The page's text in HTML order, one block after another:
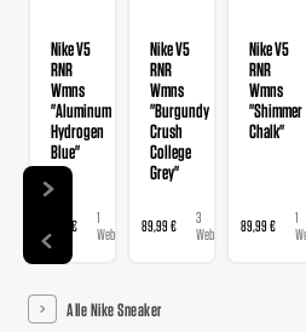
Nike V5
RNR
Wmns
"Aluminum
Hydrogen
Blue"
89,99 €
1
Webshop
Nike V5
RNR
Wmns
"Burgundy
Crush
College
Grey"
89,99 €
3
Webshops
Nike V5
RNR
Wmns
"Shimmer
Chalk"
89,99 €
1
Alle Nike Sneaker